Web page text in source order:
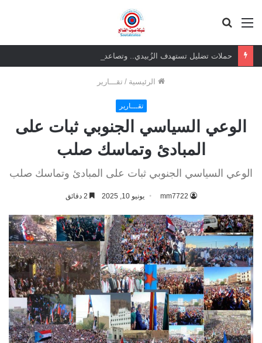
القائمة
الرئيسية / تقـــارير
تقـــارير
الوعي السياسي الجنوبي ثبات على
المبادئ وتماسك صلب
الوعي السياسي الجنوبي ثبات على المبادئ وتماسك صلب
mm7722 يونيو 10, 2025